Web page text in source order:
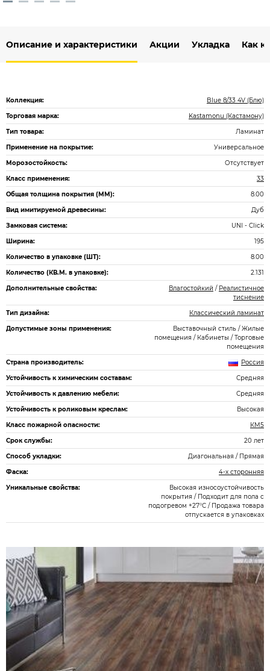
Описание и характеристики Акции Укладка Как
Коллекция:
Blue 8/33 4V (Блю)
Торговая марка:
Kastamonu (Кастамону)
Тип товара:
Ламинат
Применение на покрытие:
Универсальное
Морозостойкость:
Отсутствует
Класс применения:
33
Общая толщина покрытия (ММ):
8.00
Вид имитируемой древесины:
Дуб
Замковая система:
UNI - Click
Ширина:
195
Количество в упаковке (ШТ):
8.00
Количество (КВ.М. в упаковке):
2.131
Дополнительные свойства:
Влагостойкий / Реалистичное
тиснение
Тип дизайна:
Классический ламинат
Допустимые зоны применения:
Выставочный стиль / Жилые
помещения / Кабинеты / Торговые
помещения
Страна производитель:
Россия
Устойчивость к химическим составам:
Средняя
Устойчивость к давлению мебели:
Средняя
Устойчивость к роликовым креслам:
Высокая
Класс пожарной опасности:
КМ5
Срок службы:
20 лет
Способ укладки:
Диагональная / Прямая
Фаска:
4-х сторонняя
Уникальные свойства:
Высокая износоустойчивость
покрытия / Подходит для пола с
подогревом +27°С / Продажа товара
отпускается в упаковках